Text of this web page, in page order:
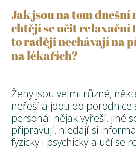
Jak jsou na tom dnešní
chtějí se učit relaxační
to raději nechávají na
na lékařích?
Ženy jsou velmi různé,
neřeší a jdou do porodnice
personál nějak vyřeší, jiné
připravují, hledají si
fyzicky i psychicky a učí se